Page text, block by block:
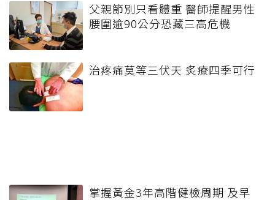
父親節別只看體重 醫師提醒男性
腰圍逾90公分恐藏三高危機
治疼痛莫等三伏天 炙療四季可行
掌握黃金3年高階健檢周期 及早